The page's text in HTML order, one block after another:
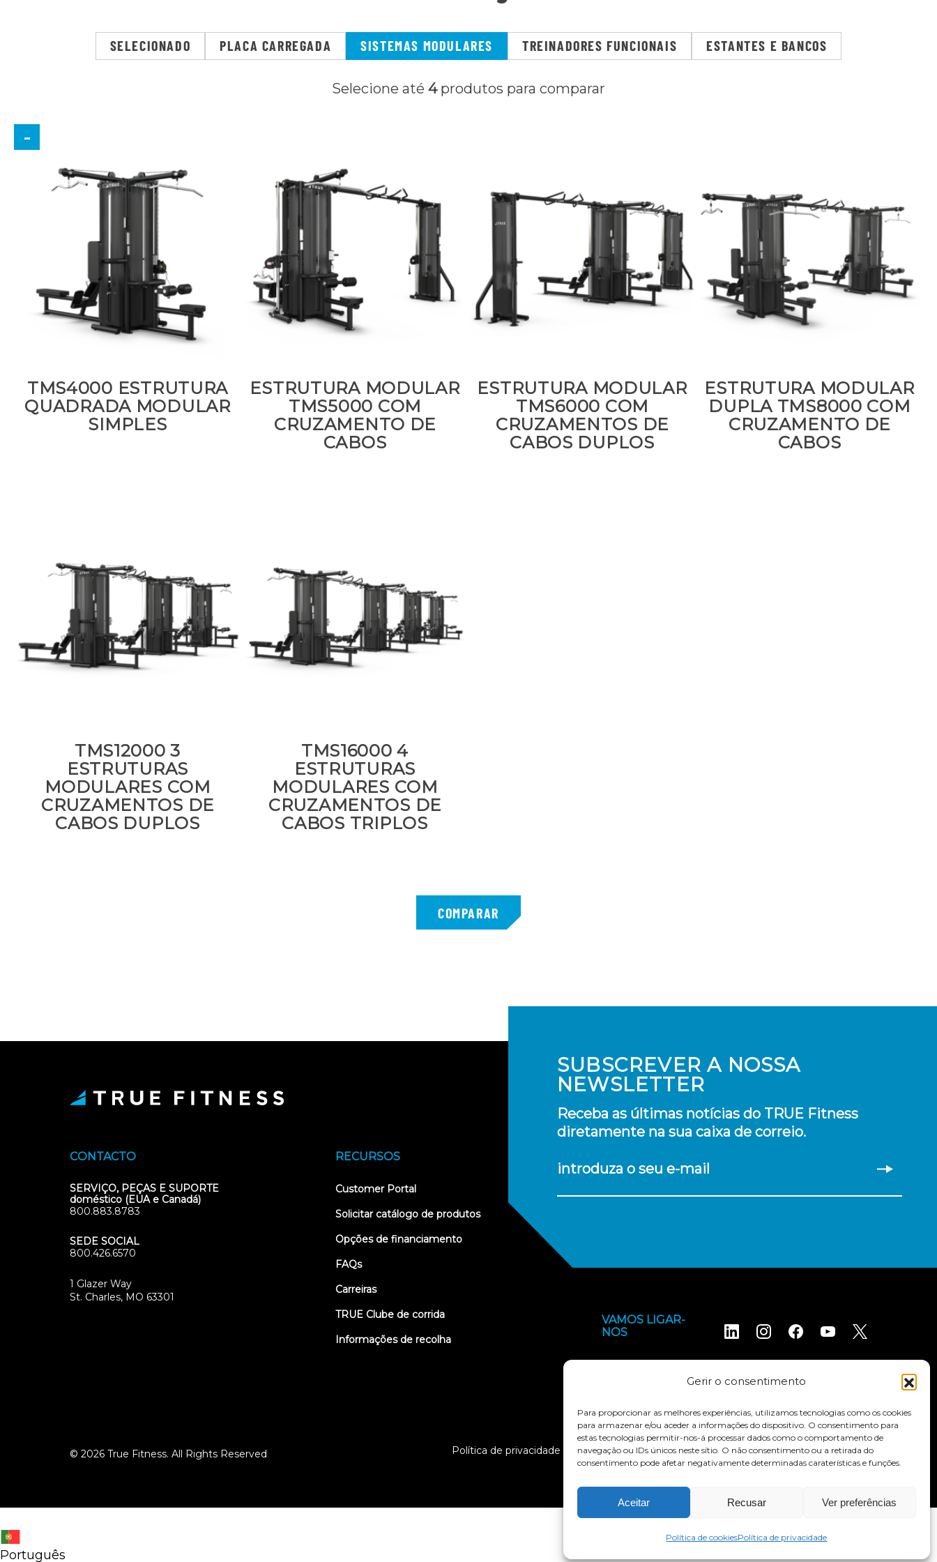
Gerir o consentimento
Para proporcionar as melhores experiências, utilizamos tecnologias como os cookies
para armazenar e/ou aceder a informações do dispositivo. O consentimento para
estas tecnologias permitir-nos-á processar dados como o comportamento de
navegação ou IDs únicos neste sítio. O não consentimento ou a retirada do
consentimento pode afetar negativamente determinadas caraterísticas e funções.
Aceitar Recusar Ver preferências
Política de cookiesPolítica de privacidade
SELECIONADO PLACA CARREGADA SISTEMAS MODULARES TREINADORES FUNCIONAIS ESTANTES E BANCOS
Selecione até 4produtos para comparar
TMS4000 ESTRUTURA
QUADRADA MODULAR
SIMPLES
ESTRUTURA MODULAR
TMS5000 COM
CRUZAMENTO DE
CABOS
ESTRUTURA MODULAR
TMS6000 COM
CRUZAMENTOS DE
CABOS DUPLOS
ESTRUTURA MODULAR
DUPLA TMS8000 COM
CRUZAMENTO DE
CABOS
TMS12000 3
ESTRUTURAS
MODULARES COM
CRUZAMENTOS DE
CABOS DUPLOS
TMS16000 4
ESTRUTURAS
MODULARES COM
CRUZAMENTOS DE
CABOS TRIPLOS
SUBSCREVER A NOSSA
NEWSLETTER
Receba as últimas notícias do TRUE Fitness
diretamente na sua caixa de correio.
introduza o seu e-mail
CONTACTO
SERVIÇO, PEÇAS E SUPORTE
doméstico (EUA e Canadá)
800.883.8783
SEDE SOCIAL
800.426.6570
1 Glazer Way
St. Charles, MO 63301
RECURSOS
Customer Portal(opens
new
Solicitar catálogo de produtos
Opções de financiamento
FAQs
Carreiras
TRUE Clube de corrida
Informações de recolha
VAMOS LIGAR-
NOS
© 2026 True Fitness. All Rights Reserved Política de privacidade Termos e condições Declaração de acessibilidade
Português